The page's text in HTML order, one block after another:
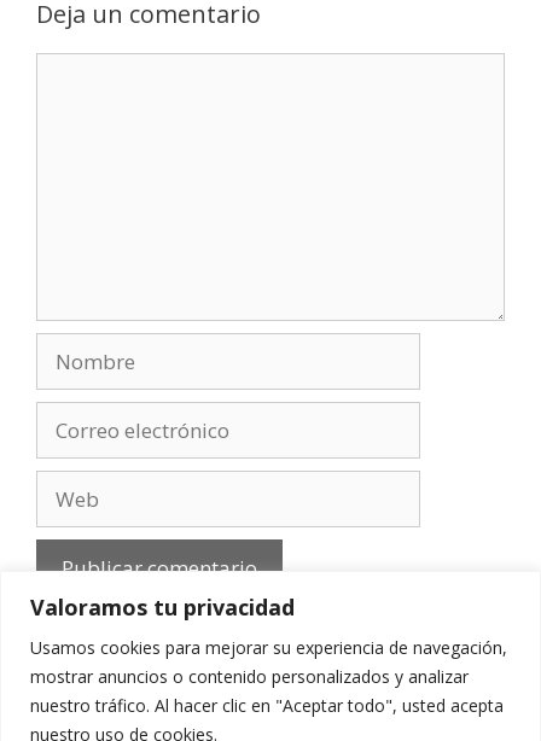
Valoramos tu privacidad
Usamos cookies para mejorar su experiencia de navegación,
mostrar anuncios o contenido personalizados y analizar
nuestro tráfico. Al hacer clic en "Aceptar todo", usted acepta
nuestro uso de cookies.
Deja un comentario
electrónico
Aviso Legal-Política de privacidad